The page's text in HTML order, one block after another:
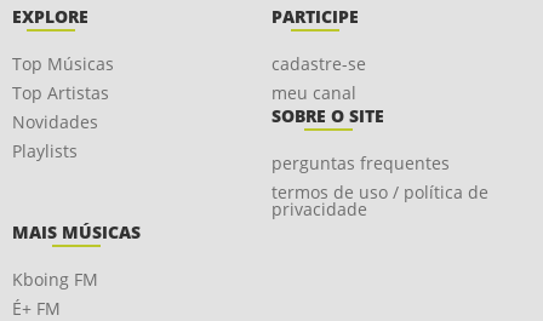
EXPLORE
Top Músicas
Top Artistas
Novidades
Playlists
PARTICIPE
cadastre-se
meu canal
SOBRE O SITE
perguntas frequentes
termos de uso / política de
privacidade
MAIS MÚSICAS
Kboing FM
É+ FM